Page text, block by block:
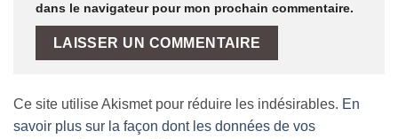
dans le navigateur pour mon prochain commentaire.
Ce site utilise Akismet pour réduire les indésirables. En
savoir plus sur la façon dont les données de vos